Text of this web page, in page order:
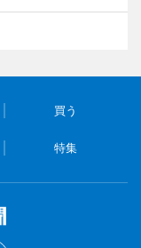
買う
特集